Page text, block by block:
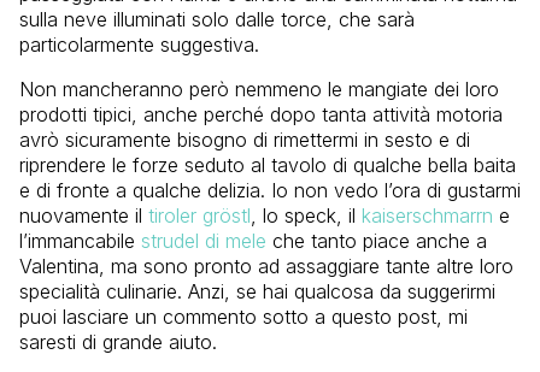
sulla neve illuminati solo dalle torce, che sarà
particolarmente suggestiva.
Non mancheranno però nemmeno le mangiate dei loro
prodotti tipici, anche perché dopo tanta attività motoria
avrò sicuramente bisogno di rimettermi in sesto e di
riprendere le forze seduto al tavolo di qualche bella baita
e di fronte a qualche delizia. Io non vedo l’ora di gustarmi
nuovamente il tiroler gröstl , lo speck, il kaiserschmarrn e
l’immancabile strudel di mele che tanto piace anche a
Valentina, ma sono pronto ad assaggiare tante altre loro
specialità culinarie. Anzi, se hai qualcosa da suggerirmi
puoi lasciare un commento sotto a questo post, mi
saresti di grande aiuto.